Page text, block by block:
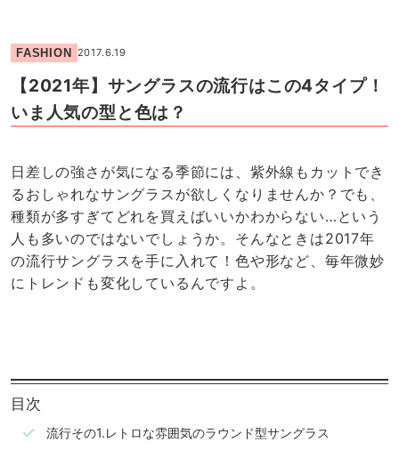
FASHION 2017.6.19
【2021年】サングラスの流行はこの4タイプ！
いま人気の型と色は？
日差しの強さが気になる季節には、紫外線もカットでき
るおしゃれなサングラスが欲しくなりませんか？でも、
種類が多すぎてどれを買えばいいかわからない…という
人も多いのではないでしょうか。そんなときは2017年
の流行サングラスを手に入れて！色や形など、毎年微妙
にトレンドも変化しているんですよ。
目次
流行その1.レトロな雰囲気のラウンド型サングラス